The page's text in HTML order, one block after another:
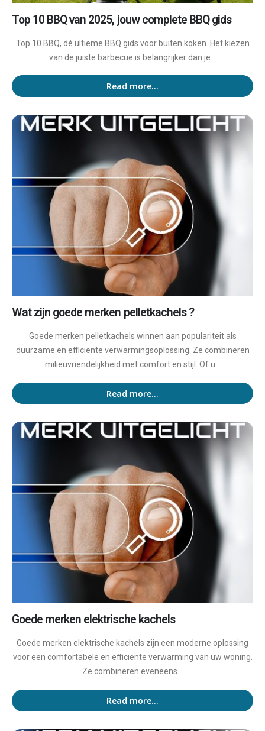
Top 10 BBQ van 2025, jouw complete BBQ gids
Top 10 BBQ, dé ultieme BBQ gids voor buiten koken. Het kiezen
van de juiste barbecue is belangrijker dan je...
Read more...
Wat zijn goede merken pelletkachels ?
Goede merken pelletkachels winnen aan populariteit als
duurzame en efficiënte verwarmingsoplossing. Ze combineren
milieuvriendelijkheid met comfort en stijl. Of u...
Read more...
Goede merken elektrische kachels
Goede merken elektrische kachels zijn een moderne oplossing
voor een comfortabele en efficiënte verwarming van uw woning.
Ze combineren eveneens...
Read more...